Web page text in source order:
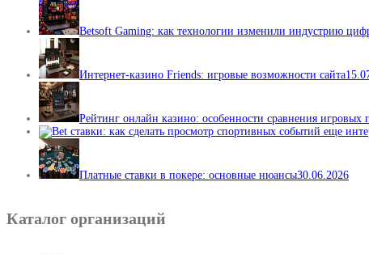
Betsoft Gaming: как технологии изменили индустрию
Интернет-казино Friends: игровые возможности сайта
Рейтинг онлайн казино: особенности сравнения игровых
Платные ставки в покере: основные нюансы30.06.2026
Каталог организаций